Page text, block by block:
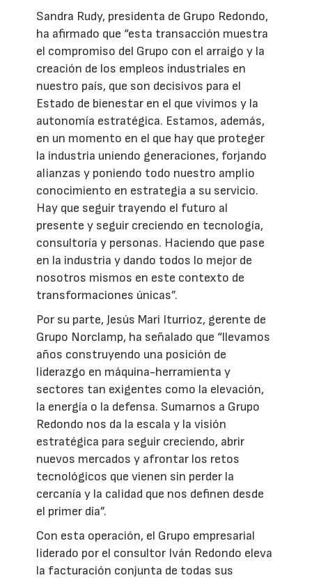
Sandra Rudy, presidenta de Grupo Redondo,
ha afirmado que “esta transacción muestra
el compromiso del Grupo con el arraigo y la
creación de los empleos industriales en
nuestro país, que son decisivos para el
Estado de bienestar en el que vivimos y la
autonomía estratégica. Estamos, además,
en un momento en el que hay que proteger
la industria uniendo generaciones, forjando
alianzas y poniendo todo nuestro amplio
conocimiento en estrategia a su servicio.
Hay que seguir trayendo el futuro al
presente y seguir creciendo en tecnología,
consultoría y personas. Haciendo que pase
en la industria y dando todos lo mejor de
nosotros mismos en este contexto de
transformaciones únicas”.
Por su parte, Jesús Mari Iturrioz, gerente de
Grupo Norclamp, ha señalado que “llevamos
años construyendo una posición de
liderazgo en máquina-herramienta y
sectores tan exigentes como la elevación,
la energía o la defensa. Sumarnos a Grupo
Redondo nos da la escala y la visión
estratégica para seguir creciendo, abrir
nuevos mercados y afrontar los retos
tecnológicos que vienen sin perder la
cercanía y la calidad que nos definen desde
el primer día”.
Con esta operación, el Grupo empresarial
liderado por el consultor Iván Redondo eleva
la facturación conjunta de todas sus